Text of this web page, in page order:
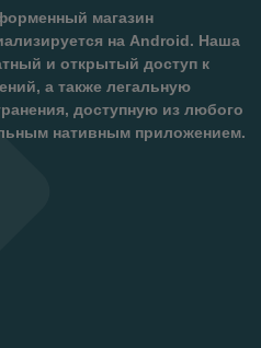
магазин
на Android. Наша
и открытый доступ к
а также легальную
доступную из любого
нативным приложением.